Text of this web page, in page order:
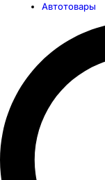
Автотовары